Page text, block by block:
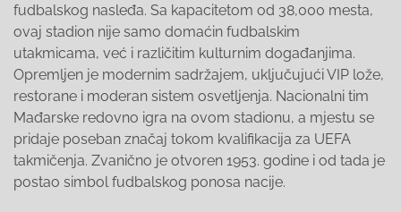
fudbalskog nasleđa. Sa kapacitetom od 38,000 mesta,
ovaj stadion nije samo domaćin fudbalskim
utakmicama, već i različitim kulturnim događanjima.
Opremljen je modernim sadržajem, uključujući VIP lože,
restorane i moderan sistem osvetljenja. Nacionalni tim
Mađarske redovno igra na ovom stadionu, a mjestu se
pridaje poseban značaj tokom kvalifikacija za UEFA
takmičenja. Zvanično je otvoren 1953. godine i od tada je
postao simbol fudbalskog ponosa nacije.